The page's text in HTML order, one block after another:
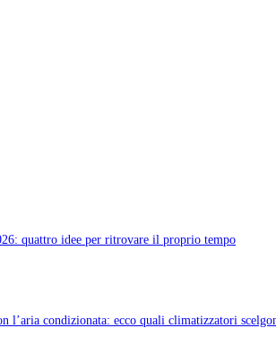
quattro idee per ritrovare il proprio tempo
l’aria condizionata: ecco quali climatizzatori